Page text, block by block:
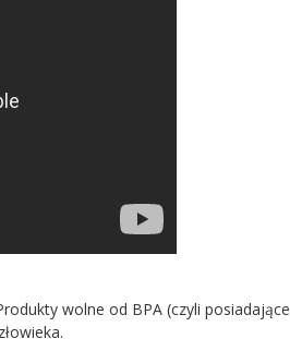
wolne od BPA (czyli posiadające